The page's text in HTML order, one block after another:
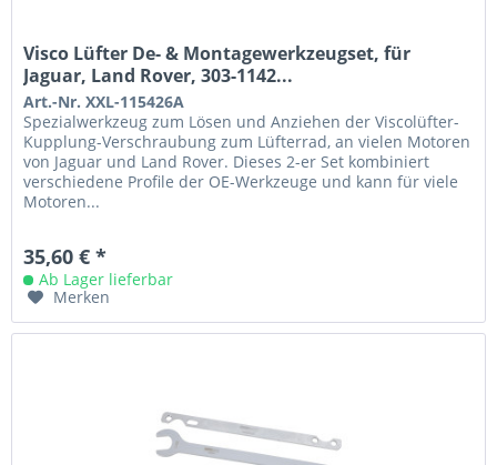
Visco Lüfter De- & Montagewerkzeugset, für
Jaguar, Land Rover, 303-1142...
Art.-Nr. XXL-115426A
Spezialwerkzeug zum Lösen und Anziehen der Viscolüfter-
Kupplung-Verschraubung zum Lüfterrad, an vielen Motoren
von Jaguar und Land Rover. Dieses 2-er Set kombiniert
verschiedene Profile der OE-Werkzeuge und kann für viele
Motoren...
35,60 € *
Ab Lager lieferbar
Merken